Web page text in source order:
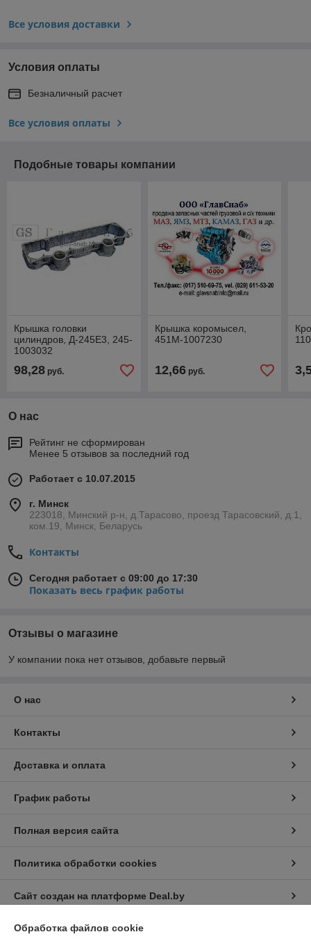
Все условия доставки
Условия оплаты
Безналичный расчет
Все условия оплаты
Подобные товары компании
Крышка головки
цилиндров, Д-245Е3, 245-
1003032
98,28 руб.
Крышка коромысел,
451М-1007230
12,66руб.
О нас
Рейтинг не сформирован
Менее 5 отзывов за последний год
Работает с 10.07.2015
г. Минск
223018, Минский р-н, д.Тарасово, проезд Тарасовский, д.1,
ком.19, Минск, Беларусь
Контакты
Сегодня работает с 09:00 до 17:30
Показать весь график работы
Отзывы о магазине
У компании пока нет отзывов, добавьте первый
О нас
Контакты
Доставка и оплата
График работы
Полная версия сайта
Политика обработки cookies
Сайт создан на платформе Deal.by
Обработка файлов cookie